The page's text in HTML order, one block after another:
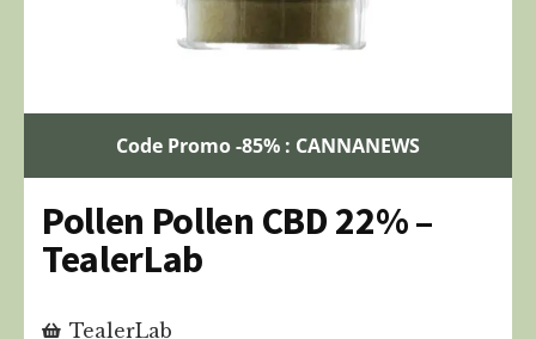
Code Promo -85% : CANNANEWS
Pollen Pollen CBD 22% –
TealerLab
TealerLab